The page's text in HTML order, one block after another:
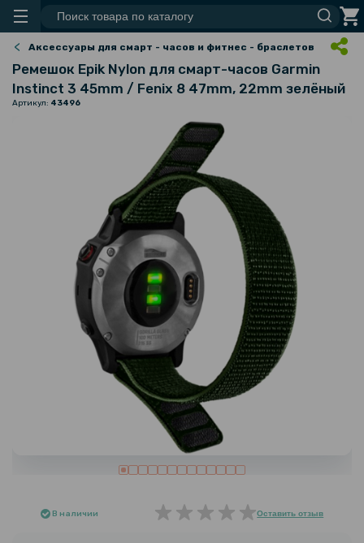
Аксессуары для смарт - часов и фитнес - браслетов
Ремешок Epik Nylon для смарт-часов Garmin
Instinct 3 45mm / Fenix 8 47mm, 22mm зелёный
Артикул: 43496
В наличии Оставить отзыв